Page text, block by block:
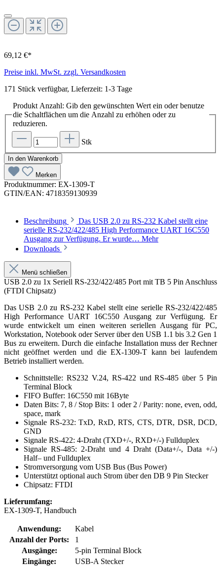
69,12 €*
Preise inkl. MwSt. zzgl. Versandkosten
171 Stück verfügbar, Lieferzeit: 1-3 Tage
Produkt Anzahl: Gib den gewünschten Wert ein oder benutze
die Schaltflächen um die Anzahl zu erhöhen oder zu
reduzieren.
Stk
In den Warenkorb
Merken
Produktnummer: EX-1309-T
GTIN/EAN: 4718359130939
Beschreibung
Das USB 2.0 zu RS-232 Kabel stellt eine
serielle RS-232/422/485 High Performance UART 16C550
Ausgang zur Verfügung. Er wurde… Mehr
Downloads
Menü schließen
USB 2.0 zu 1x Seriell RS-232/422/485 Port mit TB 5 Pin Anschluss
(FTDI Chipsatz)
Das USB 2.0 zu RS-232 Kabel stellt eine serielle RS-232/422/485
High Performance UART 16C550 Ausgang zur Verfügung. Er
wurde entwickelt um einen weiteren seriellen Ausgang für PC,
Workstation, Notebook oder Server über den USB 1.1 bis 3.2 Gen 1
Bus zu erweitern. Durch die einfache Installation muss der Rechner
nicht geöffnet werden und die EX-1309-T kann bei laufendem
Betrieb installiert werden.
Schnittstelle: RS232 V.24, RS-422 und RS-485 über 5 Pin
Terminal Block
FIFO Buffer: 16C550 mit 16Byte
Daten Bits: 7, 8 / Stop Bits: 1 oder 2 / Parity: none, even, odd,
space, mark
Signale RS-232: TxD, RxD, RTS, CTS, DTR, DSR, DCD,
GND
Signale RS-422: 4-Draht (TXD+/-, RXD+/-) Fullduplex
Signale RS-485: 2-Draht und 4 Draht (Data+/-, Data +/-)
Half– und Fullduplex
Stromversorgung vom USB Bus (Bus Power)
Unterstützt optional auch Strom über den DB 9 Pin Stecker
Chipsatz: FTDI
Lieferumfang:
EX-1309-T, Handbuch
Anwendung:
Kabel
Anzahl der Ports:
1
Ausgänge:
5-pin Terminal Block
Eingänge:
USB-A Stecker